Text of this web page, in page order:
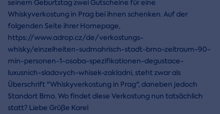
seinem Geburtstag zwei Gutscheine für eine
Whiskyverkostung in Prag bei ihnen schenken. Auf der
folgenden Seite ihrer Homepage,
https://www.adrop.cz/de/verkostungs-
whisky/einzelheiten-sudmahrisch-stadt-brno-zeitraum-90-
min-personen-1-osoba-spezifikationen-degustace-
luxusnich-sladovych-whisek-zakladni, steht zwar als
Überschrift "Whiskyverkostung in Prag", daneben jedoch
Standort Brno. Wo findet diese Verkostung nun tatsächlich
statt? Liebe Grüße Karel